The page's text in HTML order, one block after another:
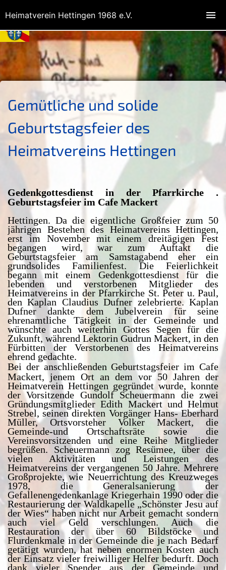
Gemütliche und solide
Geburtstagsfeier des
Heimatvereins Hettingen
Gedenkgottesdienst in der Pfarrkirche .
Geburtstagsfeier im Cafe Mackert
Hettingen. Da die eigentliche Großfeier zum 50
jährigen Bestehen des Heimatvereins Hettingen,
erst im November mit einem dreitägigen Fest
begangen wird, war zum Auftakt die
Geburtstagsfeier am Samstagabend eher ein
grundsolides Familienfest. Die Feierlichkeit
begann mit einem Gedenkgottesdienst für die
lebenden und verstorbenen Mitglieder des
Heimatvereins in der Pfarrkirche St. Peter u. Paul,
den Kaplan Claudius Dufner zelebrierte. Kaplan
Dufner dankte dem Jubelverein für seine
ehrenamtliche Tätigkeit in der Gemeinde und
wünschte auch weiterhin Gottes Segen für die
Zukunft, während Lektorin Gudrun Mackert, in den
Fürbitten der Verstorbenen des Heimatvereins
ehrend gedachte.
Bei der anschließenden Geburtstagsfeier im Cafe
Mackert, jenem Ort an dem vor 50 Jahren der
Heimatverein Hettingen gegründet wurde, konnte
der Vorsitzende Gundolf Scheuermann die zwei
Gründungsmitglieder Edith Mackert und Helmut
Strebel, seinen direkten Vorgänger Hans- Eberhard
Müller, Ortsvorsteher Volker Mackert, die
Gemeinde-und Ortschaftsräte sowie die
Vereinsvorsitzenden und eine Reihe Mitglieder
begrüßen. Scheuermann zog Resümee, über die
vielen Aktivitäten und Leistungen des
Heimatvereins der vergangenen 50 Jahre. Mehrere
Großprojekte, wie Neuerrichtung des Kreuzweges
1978, die Generalsanierung der
Gefallenengedenkanlage Kriegerhain 1990 oder die
Restaurierung der Waldkapelle „Schönster Jesu auf
der Wies“ haben nicht nur Arbeit gemacht sondern
auch viel Geld verschlungen. Auch die
Restauration der über 60 Bildstöcke und
Flurdenkmale in der Gemeinde die je nach Bedarf
getätigt wurden, hat neben enormen Kosten auch
der Einsatz vieler freiwilliger Helfer bedurft. Doch
dank vieler Spender aus der Gemeinde und
Heimatverein Hettingen 1968 e.V.